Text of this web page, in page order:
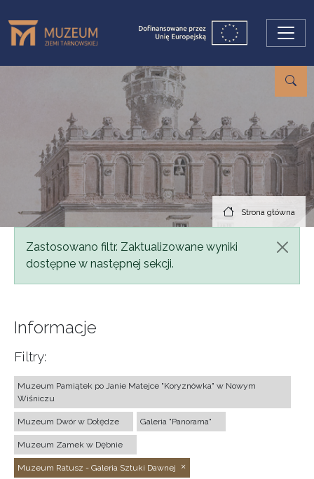
Strona główna
Komunikat
Zastosowano filtr. Zaktualizowane wyniki
dostępne w następnej sekcji.
Informacje
Filtry:
Muzeum Pamiątek po Janie Matejce "Koryznówka" w Nowym
Wiśniczu
Muzeum Dwór w Dołędze Galeria "Panorama"
Muzeum Zamek w Dębnie
Muzeum Ratusz - Galeria Sztuki Dawnej